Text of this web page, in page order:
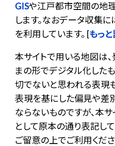
GISや江戸都市空間の地
します。なおデータ収集に
を利用しています。 [もっと
本サイトで用いる地図は
まの形でデジタル化した
切でないと思われる表現
表現を基にした偏見や差
ならないものですが、本
として原本の通り表記して
ご留意の上でご利用くださ